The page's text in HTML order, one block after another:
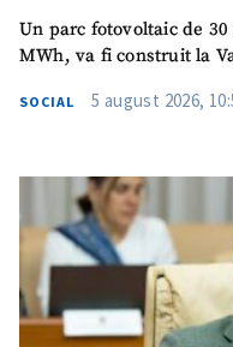
Un parc fotovoltaic de
MWh, va fi construit la
SOCIAL 5 august 2026,